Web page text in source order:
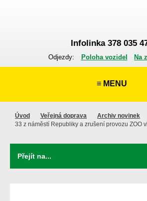
Infolinka 378 035
Odjezdy: Poloha vozidel Na
≡ MENU
Úvod Veřejná doprava Archiv novinek
33 z náměstí Republiky a zrušení provozu ZOO